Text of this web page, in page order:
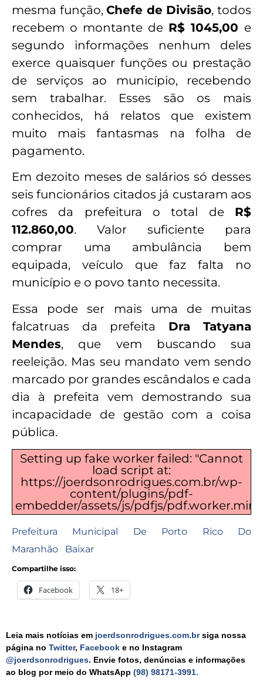
mesma função,Chefe de Divisão, todos
recebem o montante de R$ 1045,00 e
segundo informações nenhum deles
exerce quaisquer funções ou prestação
de serviços ao município, recebendo
sem trabalhar. Esses são os mais
conhecidos, há relatos que existem
muito mais fantasmas na folha de
pagamento.
Em dezoito meses de salários só desses
seis funcionários citados já custaram aos
cofres da prefeitura o total de R$
112.860,00. Valor suficiente para
comprar uma ambulância bem
equipada, veículo que faz falta no
município e o povo tanto necessita.
Essa pode ser mais uma de muitas
falcatruas da prefeita Dra Tatyana
Mendes, que vem buscando sua
reeleição. Mas seu mandato vem sendo
marcado por grandes escândalos e cada
dia à prefeita vem demostrando sua
incapacidade de gestão com a coisa
pública.
Setting up fake worker failed: "Cannot
load script at:
https://joerdsonrodrigues.com.br/wp-
content/plugins/pdf-
embedder/assets/js/pdfjs/
Prefeitura Municipal De Porto Rico Do
Maranhão
Baixar
Compartilhe isso:
Facebook 18+
Leia mais notícias em joerdsonrodrigues.com.brsiga nossa
página no Twitter, Facebook e no Instagram
@joerdsonrodrigues. Envie fotos, denúncias e informações
ao blog por meio do WhatsApp (98) 98171-3991.